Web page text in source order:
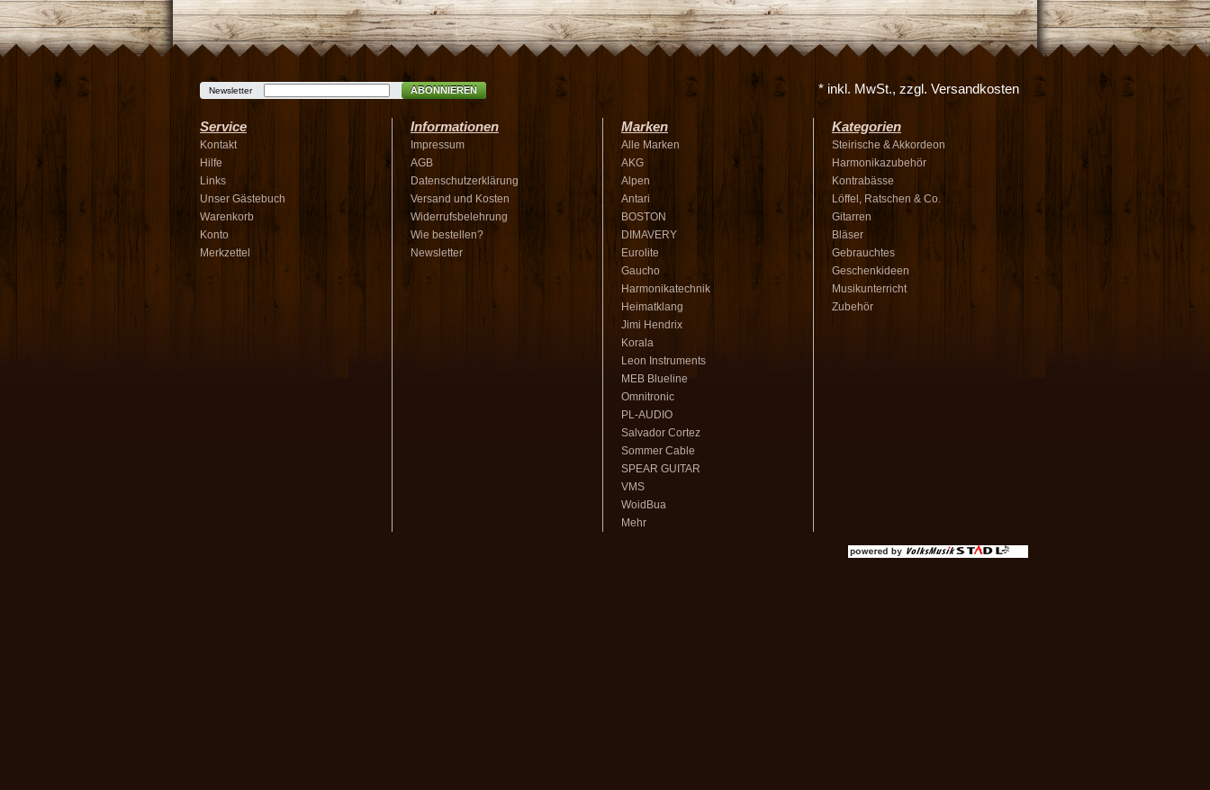
Newsletter ABONNIEREN * inkl. MwSt., zzgl. Versandkosten
Service
Kontakt
Hilfe
Links
Unser Gästebuch
Warenkorb
Konto
Merkzettel
Informationen
Impressum
AGB
Datenschutzerklärung
Versand und Kosten
Widerrufsbelehrung
Wie bestellen?
Newsletter
Marken
Alle Marken
AKG
Alpen
Antari
BOSTON
DIMAVERY
Eurolite
Gaucho
Harmonikatechnik
Heimatklang
Jimi Hendrix
Korala
Leon Instruments
MEB Blueline
Omnitronic
PL-AUDIO
Salvador Cortez
Sommer Cable
SPEAR GUITAR
VMS
WoidBua
Mehr
Kategorien
Steirische & Akkordeon
Harmonikazubehör
Kontrabässe
Löffel, Ratschen & Co.
Gitarren
Bläser
Gebrauchtes
Geschenkideen
Musikunterricht
Zubehör